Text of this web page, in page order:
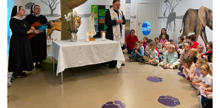
DLACZEGO MY
ZAJĘCIA
GALERIA ZDJĘĆ
KRONIKA